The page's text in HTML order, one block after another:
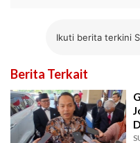
Ikuti berita terkini
Berita Terkait